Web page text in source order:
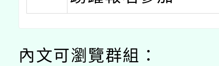
內文可瀏覽群組：